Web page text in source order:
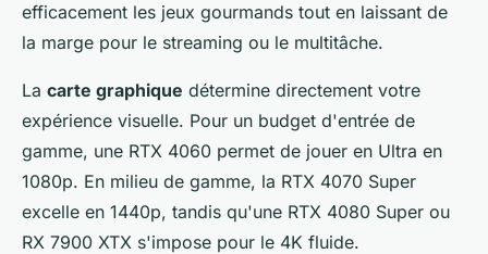
efficacement les jeux gourmands tout en laissant de
la marge pour le streaming ou le multitâche.
La carte graphique détermine directement votre
expérience visuelle. Pour un budget d'entrée de
gamme, une RTX 4060 permet de jouer en Ultra en
1080p. En milieu de gamme, la RTX 4070 Super
excelle en 1440p, tandis qu'une RTX 4080 Super ou
RX 7900 XTX s'impose pour le 4K fluide.